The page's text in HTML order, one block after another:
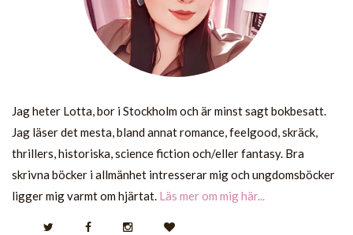
Jag heter Lotta, bor i Stockholm och är minst sagt bokbesatt.
Jag läser det mesta, bland annat romance, feelgood, skräck,
thrillers, historiska, science fiction och/eller fantasy. Bra
skrivna böcker i allmänhet intresserar mig och ungdomsböcker
ligger mig varmt om hjärtat. Läs mer om mig här...